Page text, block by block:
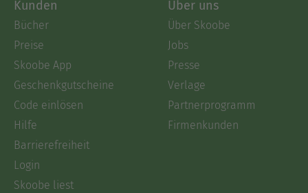
Kunden
Bücher
Preise
Skoobe App
Geschenkgutscheine
Code einlösen
Hilfe
Barrierefreiheit
Login
Skoobe liest
Über uns
Über Skoobe
Jobs
Presse
Verlage
Partnerprogramm
Firmenkunden